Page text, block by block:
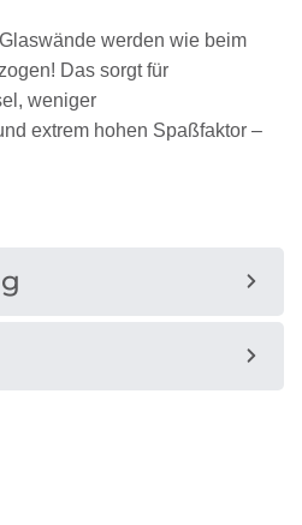
werden wie beim
Das sorgt für
weniger
extrem hohen Spaßfaktor –